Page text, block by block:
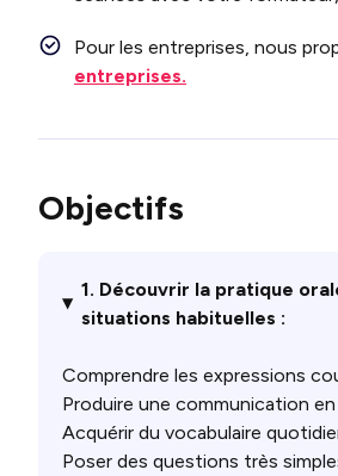
Pour les entreprises, nous
entreprises.
Objectifs
1. Découvrir la pratique
situations habituelles :
Comprendre les expressions
Produire une communication
Acquérir du vocabulaire
Poser des questions très